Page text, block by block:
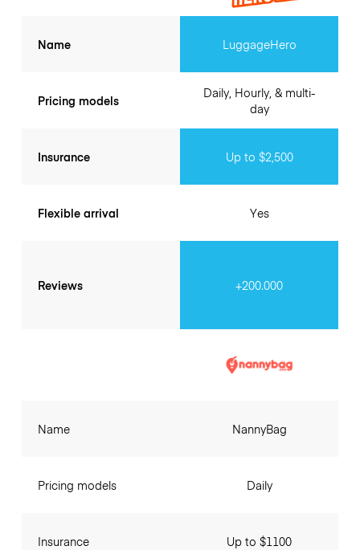
Name
Pricing models
Insurance
Flexible arrival
Reviews
LuggageHero
Daily, Hourly, & multi-
day
Up to $2,500
Yes
+200.000
Name
Pricing models
Insurance
NannyBag
Daily
Up to $1100